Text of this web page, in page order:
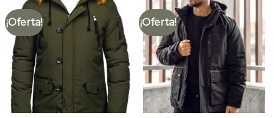
¡Oferta! ¡Oferta!